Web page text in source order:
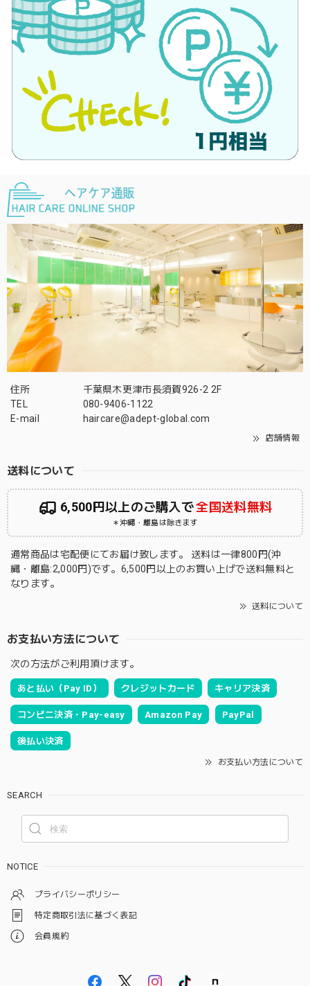
住所
千葉県木更津市長須賀926-2 2F
TEL
080-9406-1122
E-mail
haircare@adept-global.com
店舗情報
送料について
6,500円以上のご購入で全国送料無料
＊沖縄・離島は除きます
通常商品は宅配便にてお届け致します。 送料は一律800円(沖
縄・離島:2,000円)です。6,500円以上のお買い上げで送料無料と
なります。
送料について
お支払い方法について
次の方法がご利用頂けます。
あと払い（Pay ID） クレジットカード キャリア決済
コンビニ決済・Pay-easy Amazon Pay PayPal
後払い決済
お支払い方法について
SEARCH
NOTICE
プライバシーポリシー
特定商取引法に基づく表記
会員規約